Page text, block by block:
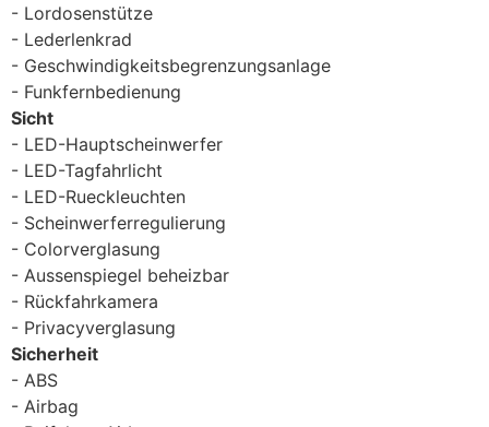
Lordosenstütze
Lederlenkrad
Geschwindigkeitsbegrenzungsanlage
Funkfernbedienung
Sicht
LED-Hauptscheinwerfer
LED-Tagfahrlicht
LED-Rueckleuchten
Scheinwerferregulierung
Colorverglasung
Aussenspiegel beheizbar
Rückfahrkamera
Privacyverglasung
Sicherheit
ABS
Airbag